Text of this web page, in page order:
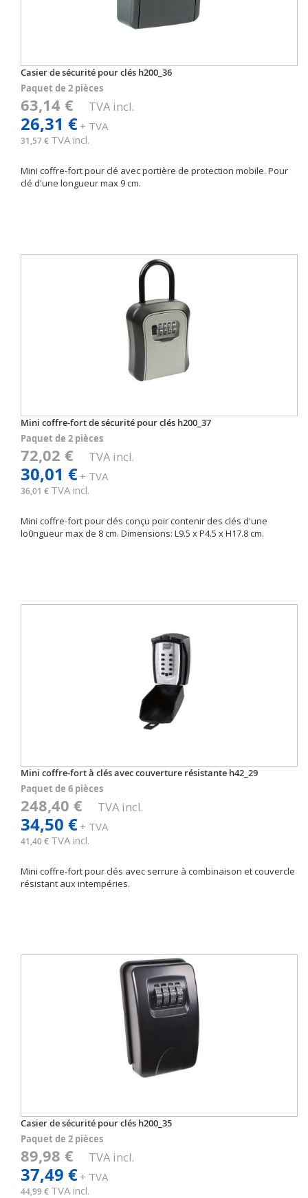
Casier de sécurité pour clés h200_36
Paquet de 2 pièces
63,14 € TVA incl.
26,31 €+ TVA
31,57 € TVA incl.
Mini coffre-fort pour clé avec portière de protection mobile. Pour
clé d'une longueur max 9 cm.
Mini coffre-fort de sécurité pour clés h200_37
Paquet de 2 pièces
72,02 € TVA incl.
30,01 €+ TVA
36,01 € TVA incl.
Mini coffre-fort pour clés conçu poir contenir des clés d'une
lo0ngueur max de 8 cm. Dimensions: L9.5 x P4.5 x H17.8 cm.
Mini coffre-fort à clés avec couverture résistante h42_29
Paquet de 6 pièces
248,40 € TVA incl.
34,50 €+ TVA
41,40 € TVA incl.
Mini coffre-fort pour clés avec serrure à combinaison et couvercle
résistant aux intempéries.
Casier de sécurité pour clés h200_35
Paquet de 2 pièces
89,98 € TVA incl.
37,49 €+ TVA
44,99 € TVA incl.